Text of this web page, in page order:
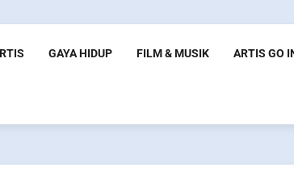
GAYA HIDUP FILM & MUSIK ARTIS GO